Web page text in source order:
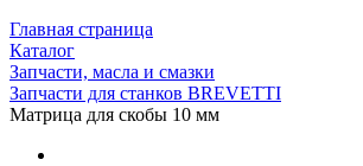
Главная страница
Каталог
Запчасти, масла и смазки
Запчасти для станков BREVETTI
Матрица для скобы 10 мм